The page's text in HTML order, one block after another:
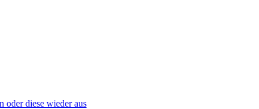
oder diese wieder aus